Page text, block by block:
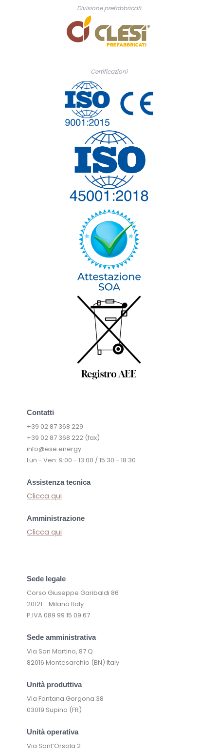
Divisione prefabbricati
Certificazioni
Contatti
+39 02 87 368 229
+39 02 87 368 222 (fax)
info@ese.energy
Lun - Ven: 9:00 - 13:00 / 15:30 - 18:30
Assistenza tecnica
Clicca qui
Amministrazione
Clicca qui
Sede legale
Corso Giuseppe Garibaldi 86
20121 - Milano Italy
P.IVA 089 99 15 09 67
Sede amministrativa
Via San Martino, 87 Q
82016 Montesarchio (BN) Italy
Unità produttiva
Via Fontana Gorgona 38
03019 Supino (FR)
Unità operativa
Via Sant’Orsola 2